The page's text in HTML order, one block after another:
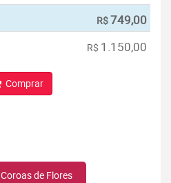
R$749,00
R$ 1.150,00
Comprar
de Flores